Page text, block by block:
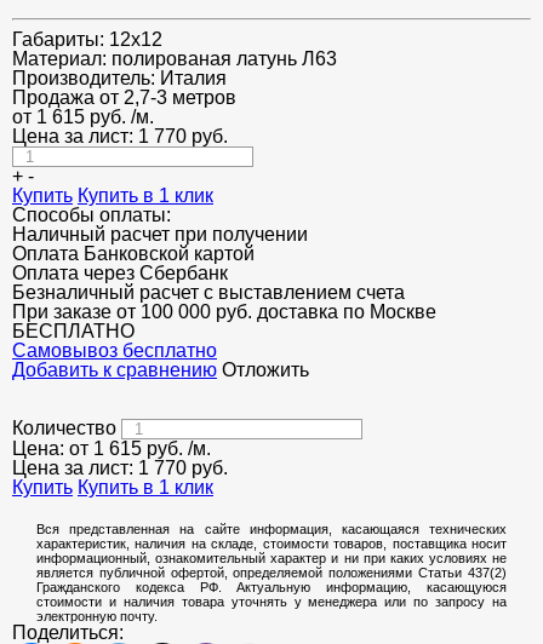
Габариты: 12x12
Материал: полированая латунь Л63
Производитель: Италия
Продажа от 2,7-3 метров
от 1 615 руб. /м.
Цена за лист: 1 770 руб.
+ -
Купить Купить в 1 клик
Способы оплаты:
Наличный расчет при получении
Оплата Банковской картой
Оплата через Сбербанк
Безналичный расчет с выставлением счета
При заказе от 100 000 руб. доставка по Москве
БЕСПЛАТНО
Cамовывоз бесплатно
Добавить к сравнению Отложить
Количество
Цена: от 1 615 руб. /м.
Цена за лист: 1 770 руб.
Купить Купить в 1 клик
Вся представленная на сайте информация, касающаяся технических
характеристик, наличия на складе, стоимости товаров, поставщика носит
информационный, ознакомительный характер и ни при каких условиях не
является публичной офертой, определяемой положениями Статьи 437(2)
Гражданского кодекса РФ. Актуальную информацию, касающуюся
стоимости и наличия товара уточнять у менеджера или по запросу на
электронную почту.
Поделиться: